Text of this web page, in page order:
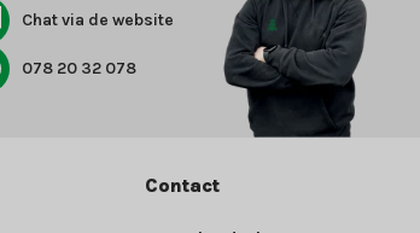
Chat via de website
078 20 32 078
Contact